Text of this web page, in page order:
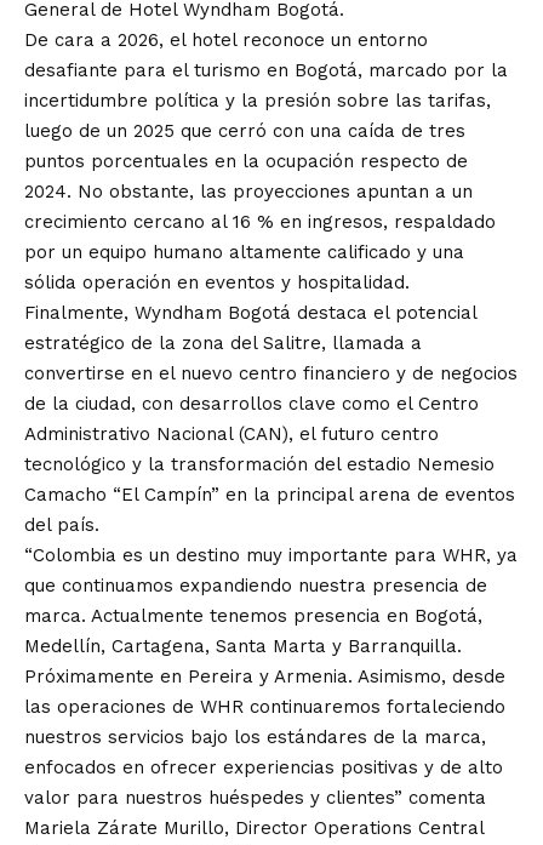
General de Hotel Wyndham Bogotá.
De cara a 2026, el hotel reconoce un entorno
desafiante para el turismo en Bogotá, marcado por la
incertidumbre política y la presión sobre las tarifas,
luego de un 2025 que cerró con una caída de tres
puntos porcentuales en la ocupación respecto de
2024. No obstante, las proyecciones apuntan a un
crecimiento cercano al 16 % en ingresos, respaldado
por un equipo humano altamente calificado y una
sólida operación en eventos y hospitalidad.
Finalmente, Wyndham Bogotá destaca el potencial
estratégico de la zona del Salitre, llamada a
convertirse en el nuevo centro financiero y de negocios
de la ciudad, con desarrollos clave como el Centro
Administrativo Nacional (CAN), el futuro centro
tecnológico y la transformación del estadio Nemesio
Camacho “El Campín” en la principal arena de eventos
del país.
“Colombia es un destino muy importante para WHR, ya
que continuamos expandiendo nuestra presencia de
marca. Actualmente tenemos presencia en Bogotá,
Medellín, Cartagena, Santa Marta y Barranquilla.
Próximamente en Pereira y Armenia. Asimismo, desde
las operaciones de WHR continuaremos fortaleciendo
nuestros servicios bajo los estándares de la marca,
enfocados en ofrecer experiencias positivas y de alto
valor para nuestros huéspedes y clientes” comenta
Mariela Zárate Murillo, Director Operations Central